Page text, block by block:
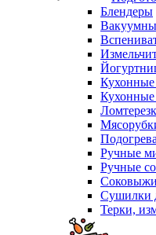
Блендеры
Ручные
Ручные
Сушилки
Терки,